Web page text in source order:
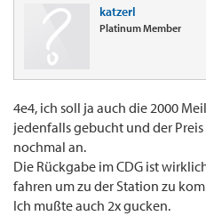
katzerl
Platinum Member
4e4, ich soll ja auch die 2000
jedenfalls gebucht und der
nochmal an.
Die Rückgabe im CDG ist
fahren um zu der Station zu
Ich mußte auch 2x gucken.